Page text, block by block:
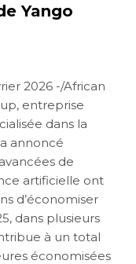
Yango
2026 -/African
entreprise
dans la
annoncé
de
artificielle ont
d’économiser
dans plusieurs
à un total
économisées